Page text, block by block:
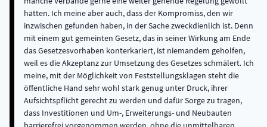
hätten. Ich meine aber auch, dass der Kompromiss, den wir
inzwischen gefunden haben, in der Sache zweckdienlich ist. Denn
mit einem gut gemeinten Gesetz, das in seiner Wirkung am Ende
das Gesetzesvorhaben konterkariert, ist niemandem geholfen,
weil es die Akzeptanz zur Umsetzung des Gesetzes schmälert. Ich
meine, mit der Möglichkeit von Feststellungsklagen steht die
öffentliche Hand sehr wohl stark genug unter Druck, ihrer
Aufsichtspflicht gerecht zu werden und dafür Sorge zu tragen,
dass Investitionen und Um-, Erweiterungs- und Neubauten